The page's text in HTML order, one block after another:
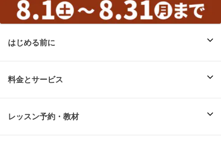
はじめる前に
料金とサービス
レッスン予約・教材